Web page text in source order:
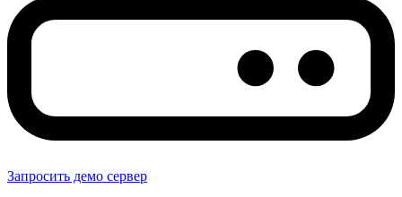
Запросить демо сервер